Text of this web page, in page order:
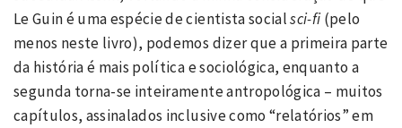
Le Guin é uma espécie de cientista socialsci-fi(pelo
menos neste livro), podemos dizer que a primeira parte
da história é mais política e sociológica, enquanto a
segunda torna-se inteiramente antropológica – muitos
capítulos, assinalados inclusive como “relatórios” em